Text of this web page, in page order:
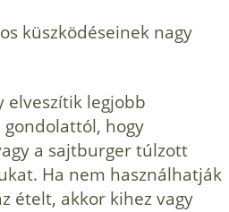
küszködéseinek nagy
elveszítik legjobb
hogy
a sajtburger túlzott
Ha nem használhatják
ételt, akkor kihez vagy